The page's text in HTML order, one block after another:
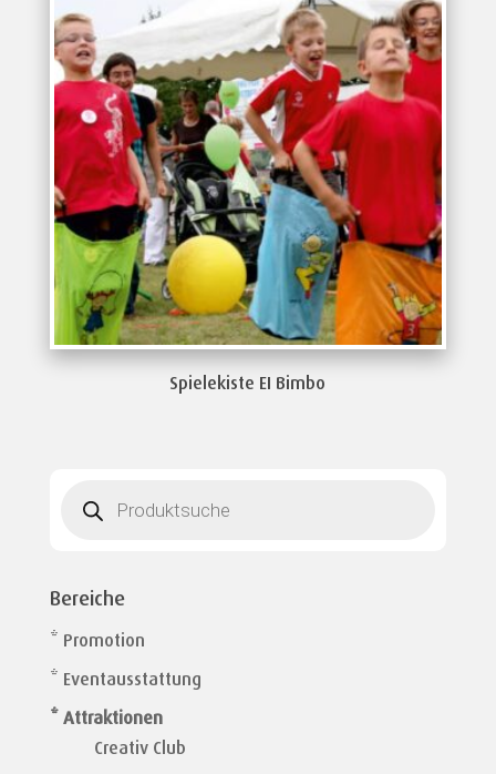
Spielekiste EI Bimbo
search
Bereiche
* Promotion
* Eventausstattung
* Attraktionen
Creativ Club